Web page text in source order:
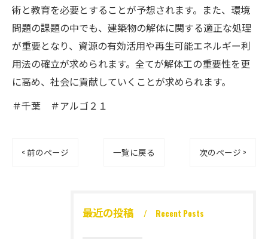
術と教育を必要とすることが予想されます。また、環境
問題の課題の中でも、建築物の解体に関する適正な処理
が重要となり、資源の有効活用や再生可能エネルギー利
用法の確立が求められます。全てが解体工の重要性を更
に高め、社会に貢献していくことが求められます。
＃千葉 ＃アルゴ２１
< 前のページ 一覧に戻る 次のページ >
最近の投稿 Recent Posts